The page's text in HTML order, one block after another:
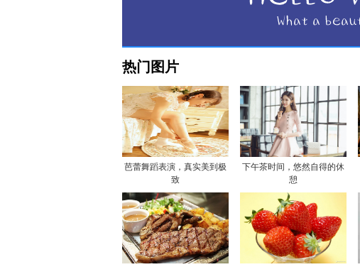
热门图片
芭蕾舞蹈表演，真实美到极
致
下午茶时间，悠然自得的休
憩